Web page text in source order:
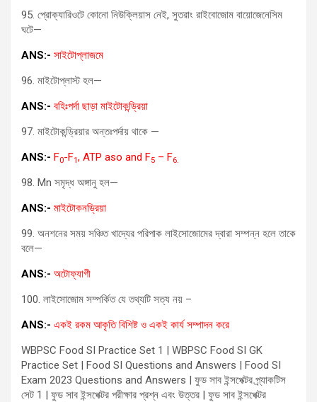
95. প্রোক্যারিওটে কোনো নিউক্লিয়াস নেই, সুতরাং রাইবোজোম বায়োজেনেসিম
ঘটে—
ANS:- সাইটোপ্লাজমে
96. মাইটোপ্লাস্ট হল—
ANS:- বহিঃপর্দা ছাড়া মাইটোকন্ড্রিয়া
97. মাইটোকন্ড্রিয়ার অন্তঃপর্দায় থাকে —
ANS:- F0-F1, ATP aso and F5 – F6.
98. Mn সমৃদ্ধ অঙ্গানু হল—
ANS:- মাইটোকনড্রিয়া
99. অনশনের সময় সঞ্চিত খাদ্যের পরিপাক লাইসোজোমের দ্বারা সম্পন্ন হলে তাকে
বলে—
ANS:- অটোফ্যাগী
100. লাইসোজোম সম্পর্কিত যে তথ্যটি সত্য নয় –
ANS:- একই রকম আকৃতি বিশিষ্ট ও একই কার্য সম্পাদন করে
WBPSC Food SI Practice Set 1 | WBPSC Food SI GK
Practice Set | Food SI Questions and Answers | Food SI
Exam 2023 Questions and Answers | ফুড সাব ইন্সপেক্টর প্র্যাকটিস
সেট 1 | ফুড সাব ইন্সপেক্টর পরীক্ষার প্রশ্ন এবং উত্তর | ফুড সাব ইন্সপেক্টর